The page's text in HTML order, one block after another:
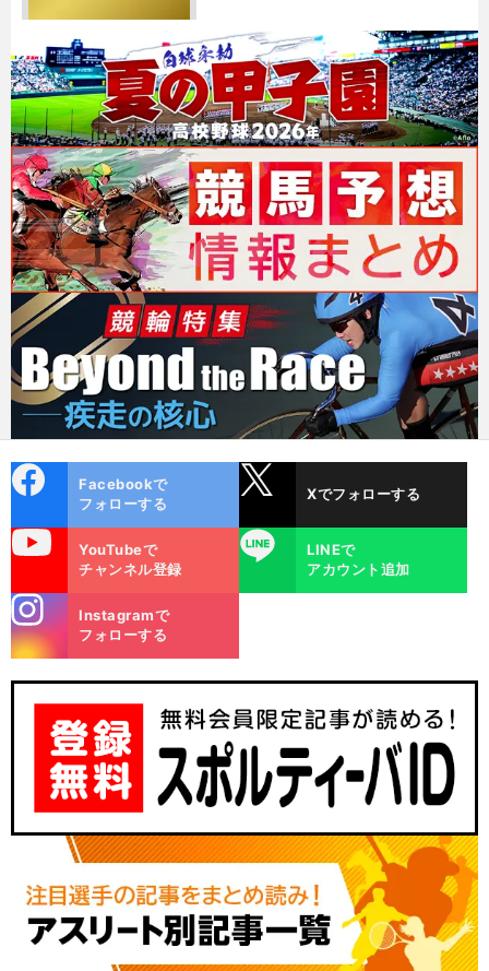
ok
Facebookで
フォローする
Xでフォローする
YouTubeで
チャンネル登録
LINE
LINEで
アカウント追加
m
Instagramで
フォローする